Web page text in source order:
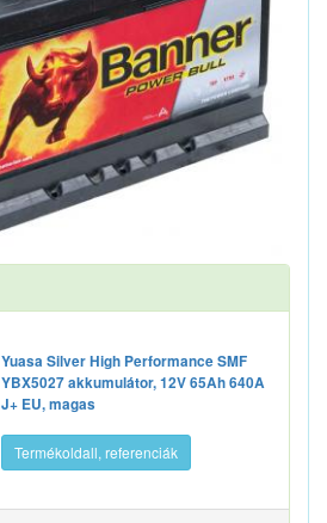
Yuasa Silver High Performance SMF
YBX5027 akkumulátor, 12V 65Ah 640A
J+ EU, magas
Termékoldall, referenciák